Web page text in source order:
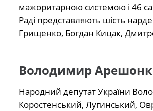
мажоритарною системою і 46
Раді представляють шість
Грищенко, Богдан Кицак,
Володимир
Народний депутат України
Коростенський, Лугинський,